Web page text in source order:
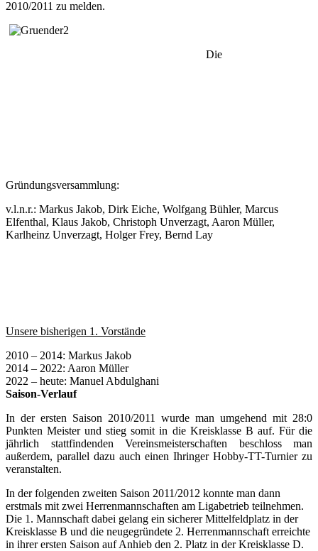
2010/2011 zu melden.
Die
Gründungsversammlung:
v.l.n.r.: Markus Jakob, Dirk Eiche, Wolfgang Bühler, Marcus
Elfenthal, Klaus Jakob, Christoph Unverzagt, Aaron Müller,
Karlheinz Unverzagt, Holger Frey, Bernd Lay
Unsere bisherigen 1. Vorstände
2010 – 2014: Markus Jakob
2014 – 2022: Aaron Müller
2022 – heute: Manuel Abdulghani
Saison-Verlauf
In der ersten Saison 2010/2011 wurde man umgehend mit 28:0
Punkten Meister und stieg somit in die Kreisklasse B auf. Für die
jährlich stattfindenden Vereinsmeisterschaften beschloss man
außerdem, parallel dazu auch einen Ihringer Hobby-TT-Turnier zu
veranstalten.
In der folgenden zweiten Saison 2011/2012 konnte man dann
erstmals mit zwei Herrenmannschaften am Ligabetrieb teilnehmen.
Die 1. Mannschaft dabei gelang ein sicherer Mittelfeldplatz in der
Kreisklasse B und die neugegründete 2. Herrenmannschaft erreichte
in ihrer ersten Saison auf Anhieb den 2. Platz in der Kreisklasse D.